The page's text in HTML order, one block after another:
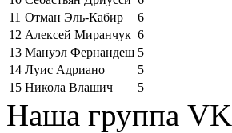
11 Отман Эль-Кабир
6
12 Алексей Миранчук 6
13 Мануэл Фернандеш 5
14 Луис Адриано
5
15 Никола Влашич 5
Наша группа VK